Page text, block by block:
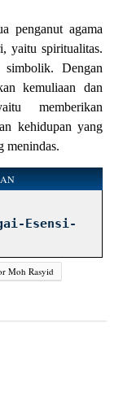
penganut agama
yaitu spiritualitas.
simbolik. Dengan
kemuliaan dan
memberikan
kehidupan yang
menindas.
Esensi-
Moh Rasyid